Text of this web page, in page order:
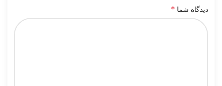
دیدگاه شما *